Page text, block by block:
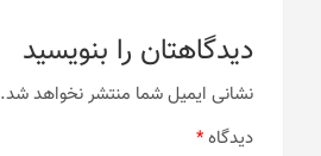
دیدگاهتان را بنویسید
نشانی ایمیل شما منتشر نخواهد شد.
دیدگاه*